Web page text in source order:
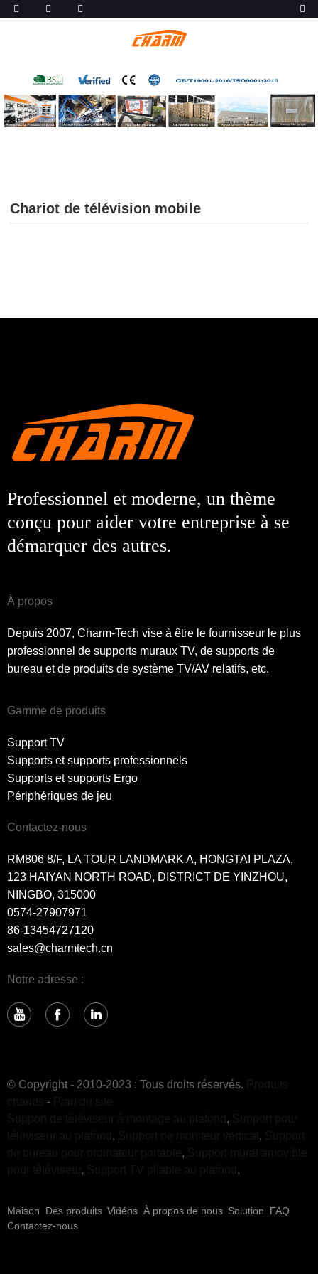
Chariot de télévision mobile
Professionnel et moderne, un thème
conçu pour aider votre entreprise à se
démarquer des autres.
À propos
Depuis 2007, Charm-Tech vise à être le fournisseur le plus
professionnel de supports muraux TV, de supports de
bureau et de produits de système TV/AV relatifs, etc.
Gamme de produits
Support TV
Supports et supports professionnels
Supports et supports Ergo
Périphériques de jeu
Contactez-nous
RM806 8/F, LA TOUR LANDMARK A, HONGTAI PLAZA,
123 HAIYAN NORTH ROAD, DISTRICT DE YINZHOU,
NINGBO, 315000
0574-27907971
86-13454727120
sales@charmtech.cn
Notre adresse :
© Copyright - 2010-2023 : Tous droits réservés.
-
,
, ,
,
, ,
Maison Des produits Vidéos À propos de nous Solution
FAQ
Contactez-nous